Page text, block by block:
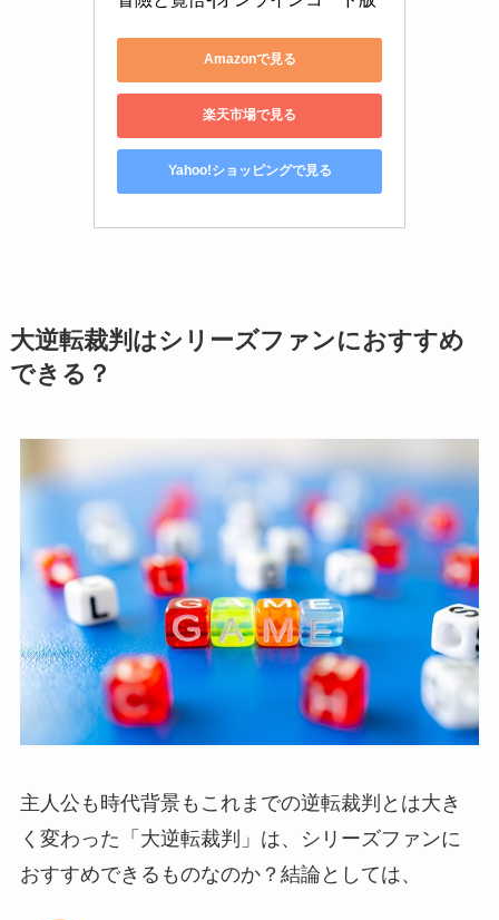
Amazonで見る
楽天市場で見る
Yahoo!ショッピングで見る
大逆転裁判はシリーズファンにおすすめ
できる？
主人公も時代背景もこれまでの逆転裁判とは大き
く変わった「大逆転裁判」は、シリーズファンに
おすすめできるものなのか？結論としては、